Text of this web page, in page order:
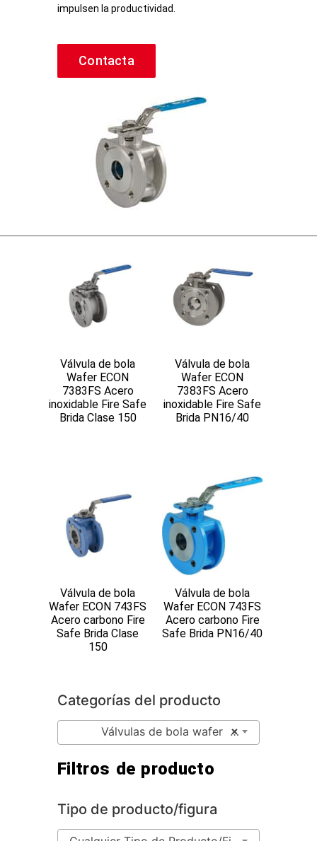
impulsen la productividad.
Contacta
Válvula de bola
Wafer ECON
7383FS Acero
inoxidable Fire Safe
Brida Clase 150
Válvula de bola
Wafer ECON
7383FS Acero
inoxidable Fire Safe
Brida PN16/40
Válvula de bola
Wafer ECON 743FS
Acero carbono Fire
Safe Brida Clase
150
Válvula de bola
Wafer ECON 743FS
Acero carbono Fire
Safe Brida PN16/40
Categorías del producto
×
Válvulas de bola wafer (4)
Filtros de producto
Tipo de producto/figura